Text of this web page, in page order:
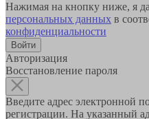
Нажимая на кнопку ниже, я
персональных данных в
конфиденциальности
Авторизация
Восстановление пароля
Введите адрес электронной
регистрации. На указанный